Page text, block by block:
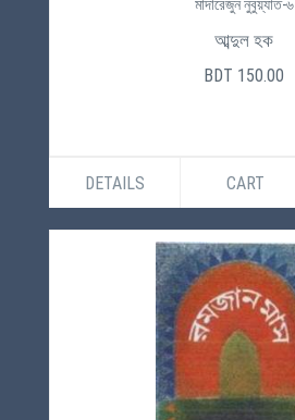
মাদারেজুন নুবুয়্যাত-৬
আব্দুল হক
BDT 150.00
DETAILS CART